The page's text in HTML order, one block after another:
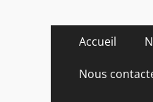
Menu
contenu
Accueil
Nous